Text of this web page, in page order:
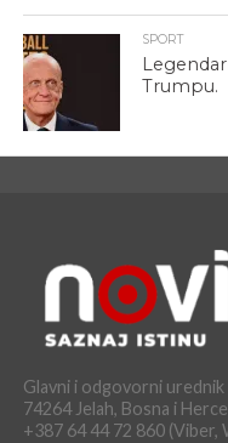
SPORT
Trumpu.
Glavni i odgovorni urednik
74264 Jelah, Bosna i
+387 64 44 72 860 (Viber,